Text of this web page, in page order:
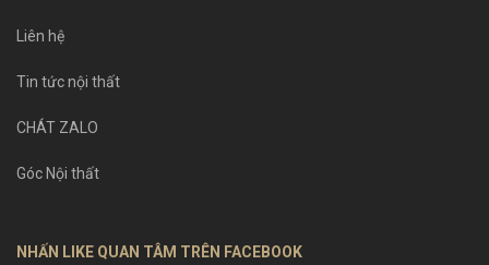
Liên hệ
Tin tức nội thất
CHÁT ZALO
Góc Nội thất
NHẤN LIKE QUAN TÂM TRÊN FACEBOOK